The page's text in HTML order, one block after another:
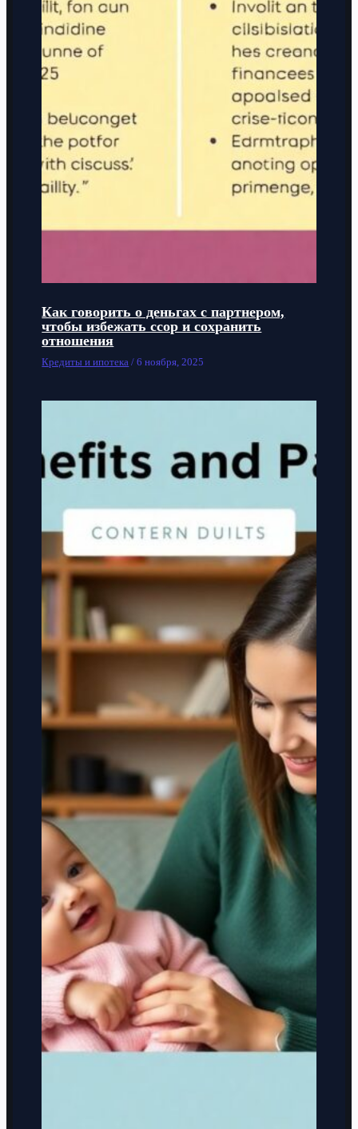
Как говорить о деньгах с партнером,
чтобы избежать ссор и сохранить
отношения
Кредиты и ипотека /6 ноября, 2025